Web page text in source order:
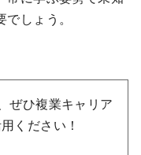
しょう。
ぜひ複業キャリア
ください！